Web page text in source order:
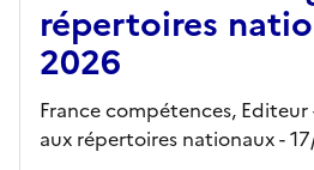
répertoires
2026
France compétences, Editeur
aux répertoires nationaux-